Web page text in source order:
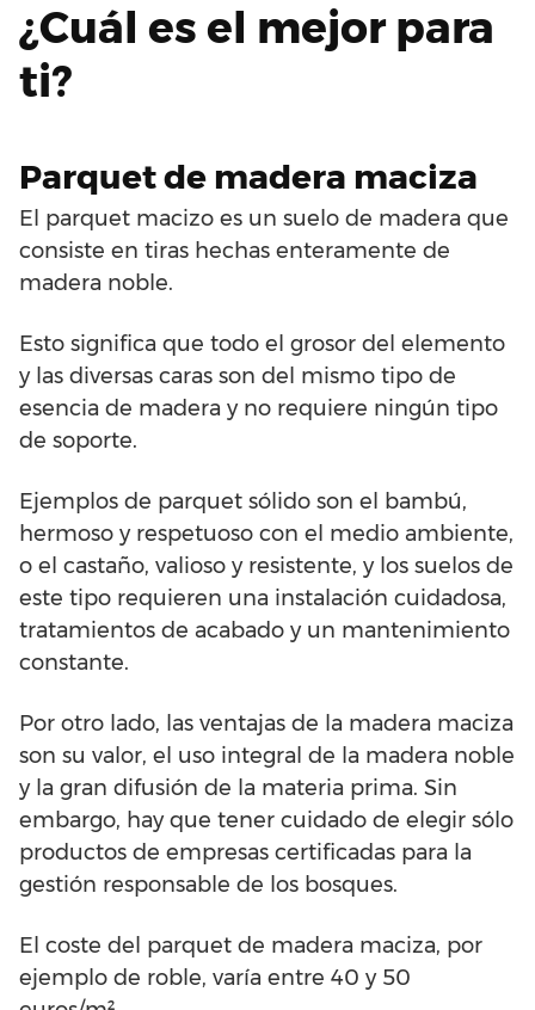
¿Cuál es el mejor para
ti?
Parquet de madera maciza
El parquet macizo es un suelo de madera que
consiste en tiras hechas enteramente de
madera noble.
Esto significa que todo el grosor del elemento
y las diversas caras son del mismo tipo de
esencia de madera y no requiere ningún tipo
de soporte.
Ejemplos de parquet sólido son el bambú,
hermoso y respetuoso con el medio ambiente,
o el castaño, valioso y resistente, y los suelos de
este tipo requieren una instalación cuidadosa,
tratamientos de acabado y un mantenimiento
constante.
Por otro lado, las ventajas de la madera maciza
son su valor, el uso integral de la madera noble
y la gran difusión de la materia prima. Sin
embargo, hay que tener cuidado de elegir sólo
productos de empresas certificadas para la
gestión responsable de los bosques.
El coste del parquet de madera maciza, por
ejemplo de roble, varía entre 40 y 50